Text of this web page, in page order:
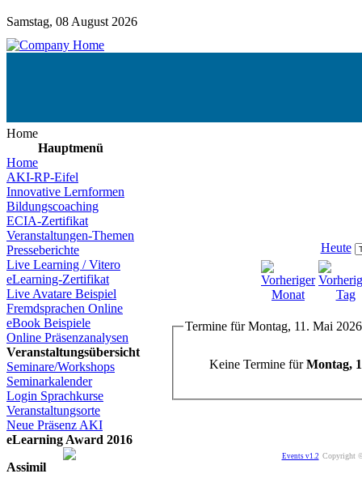
Samstag, 08 August 2026
Home
Hauptmenü
Home
AKI-RP-Eifel
Innovative Lernformen
Bildungscoaching
ECIA-Zertifikat
Veranstaltungen-Themen
Presseberichte
Live Learning / Vitero
eLearning-Zertifikat
Live Avatare Beispiel
Fremdsprachen Online
eBook Beispiele
Online Präsenzanalysen
Veranstaltungsübersicht
Seminare/Workshops
Seminarkalender
Login Sprachkurse
Veranstaltungsorte
Neue Präsenz AKI
eLearning Award 2016
Assimil
Heute
Termine für Montag, 11. Mai 2026
Keine Termine fürMontag,
Events v1.2 Copyright